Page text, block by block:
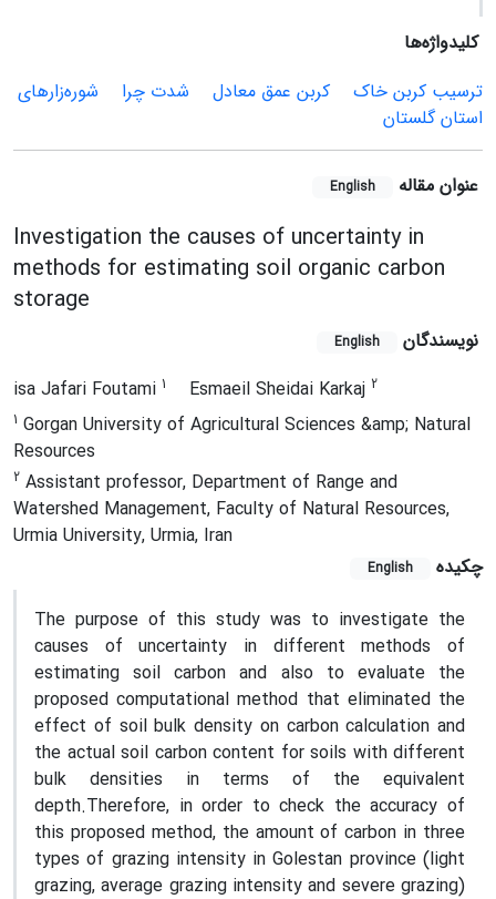
کلیدواژه‌ها
ترسیب کربن خاک
کربن عمق معادل شدت چرا
شوره‌زارهای
استان گلستان
عنوان مقاله English
Investigation the causes of uncertainty in
methods for estimating soil organic carbon
storage
نویسندگان English
isa Jafari Foutami 1 Esmaeil Sheidai Karkaj 2
1 Gorgan University of Agricultural Sciences &amp; Natural
Resources
2 Assistant professor, Department of Range and
Watershed Management, Faculty of Natural Resources,
Urmia University, Urmia, Iran
چکیده
English
The purpose of this study was to investigate the
causes of uncertainty in different methods of
estimating soil carbon and also to evaluate the
proposed computational method that eliminated the
effect of soil bulk density on carbon calculation and
the actual soil carbon content for soils with different
bulk densities in terms of the equivalent
depth.Therefore, in order to check the accuracy of
this proposed method, the amount of carbon in three
types of grazing intensity in Golestan province (light
grazing, average grazing intensity and severe grazing)